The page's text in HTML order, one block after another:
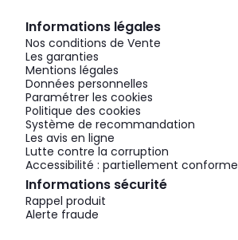
Informations légales
Nos conditions de Vente
Les garanties
Mentions légales
Données personnelles
Paramétrer les cookies
Politique des cookies
Système de recommandation
Les avis en ligne
Lutte contre la corruption
Accessibilité : partiellement conforme
Informations sécurité
Rappel produit
Alerte fraude